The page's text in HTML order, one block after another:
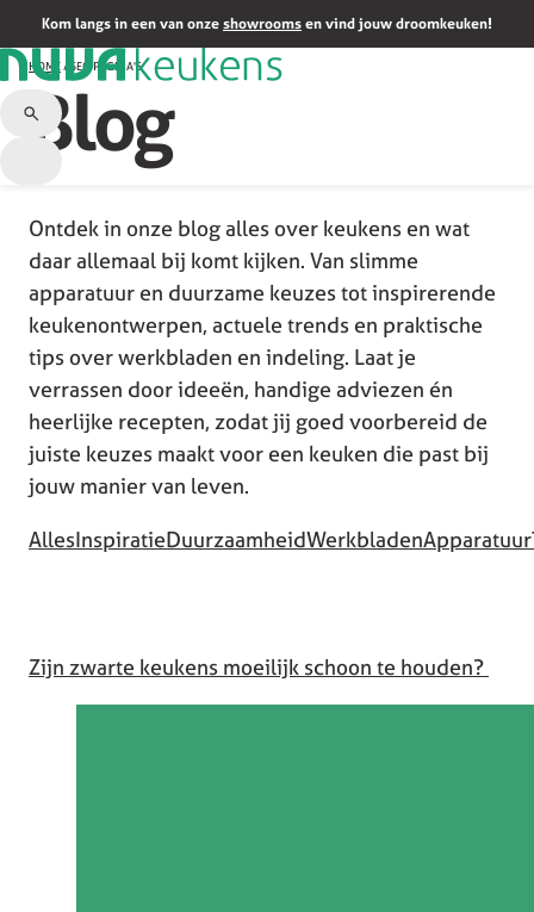
Kom langs in een van onze showrooms en vind jouw droomkeuken!
HOME/ SEO PAGINA'S
Blog
Ontdek in onze blog alles over keukens en wat
daar allemaal bij komt kijken. Van slimme
apparatuur en duurzame keuzes tot inspirerende
keukenontwerpen, actuele trends en praktische
tips over werkbladen en indeling. Laat je
verrassen door ideeën, handige adviezen én
heerlijke recepten, zodat jij goed voorbereid de
juiste keuzes maakt voor een keuken die past bij
jouw manier van leven.
AllesInspiratieDuurzaamheidWerkbladenApparatuur
Zijn zwarte keukens moeilijk schoon te houden?